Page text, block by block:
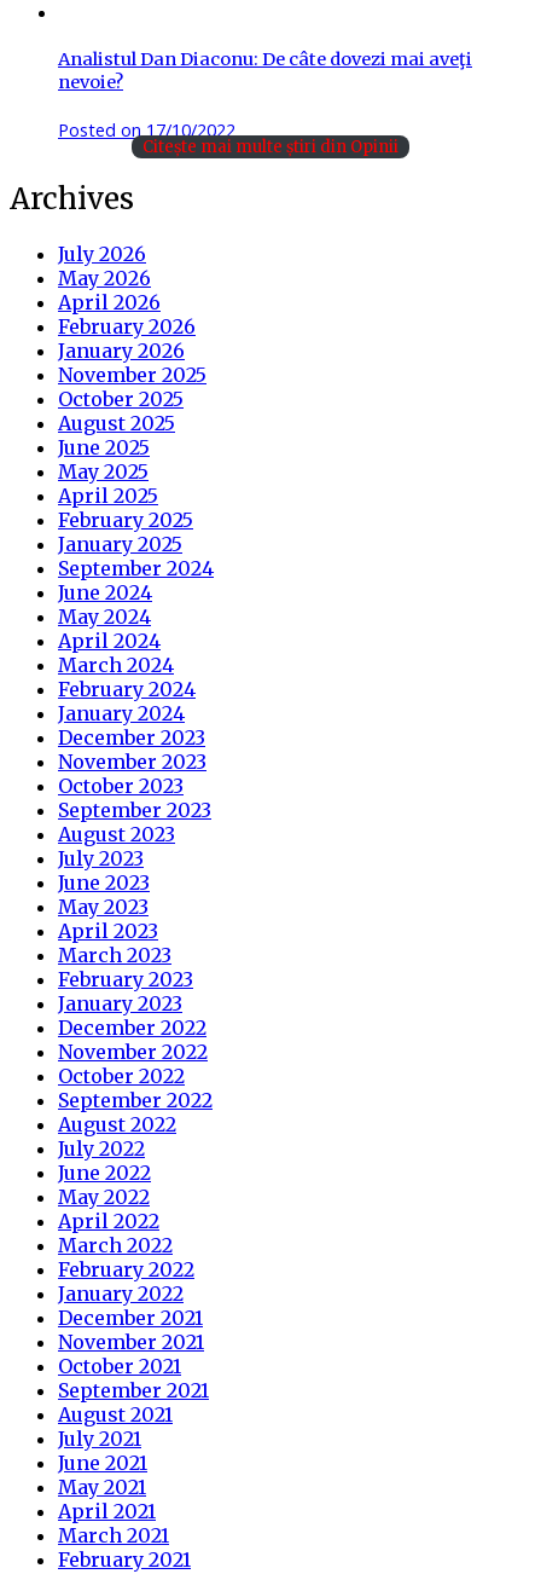
Analistul Dan Diaconu: De câte dovezi mai aveţi
nevoie?
Posted on 17/10/2022
Citește mai multe știri din Opinii
Archives
July 2026
May 2026
April 2026
February 2026
January 2026
November 2025
October 2025
August 2025
June 2025
May 2025
April 2025
February 2025
January 2025
September 2024
June 2024
May 2024
April 2024
March 2024
February 2024
January 2024
December 2023
November 2023
October 2023
September 2023
August 2023
July 2023
June 2023
May 2023
April 2023
March 2023
February 2023
January 2023
December 2022
November 2022
October 2022
September 2022
August 2022
July 2022
June 2022
May 2022
April 2022
March 2022
February 2022
January 2022
December 2021
November 2021
October 2021
September 2021
August 2021
July 2021
June 2021
May 2021
April 2021
March 2021
February 2021